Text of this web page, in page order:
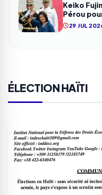
Keiko
Pérou
29 JUL
ÉLECTION HAÏTI